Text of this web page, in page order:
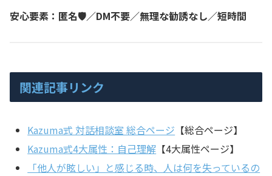
安心要素：匿名🛡️／DM不要／無理な勧誘なし／短時間
関連記事リンク
Kazuma式 対話相談室 総合ページ 【総合ページ】
Kazuma式4大属性：自己理解 【4大属性ページ】
「他人が眩しい」と感じる時、人は何を失っているの